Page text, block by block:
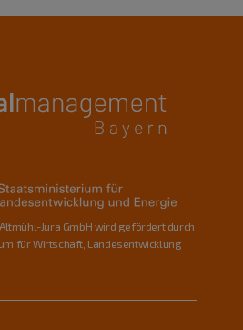
Jura GmbH wird gefördert durch
für Wirtschaft, Landesentwicklung